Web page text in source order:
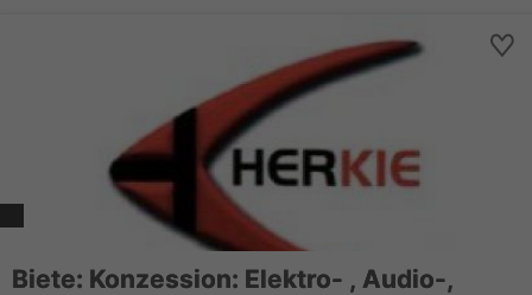
Biete: Konzession: Elektro- , Audio-,